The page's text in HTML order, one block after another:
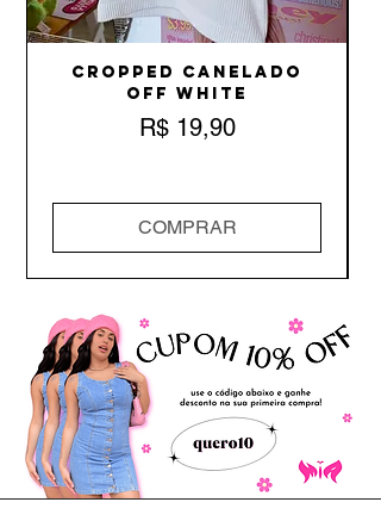
Cropped Canelado
Off White
Preço
R$ 19,90
COMPRAR